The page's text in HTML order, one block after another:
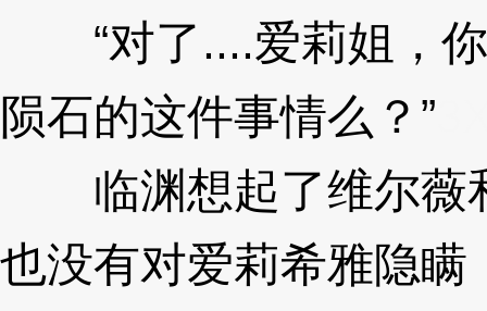
“对了....爱莉姐，你
陨石的这件事情么？”
临渊想起了维尔薇
也没有对爱莉希雅隐瞒